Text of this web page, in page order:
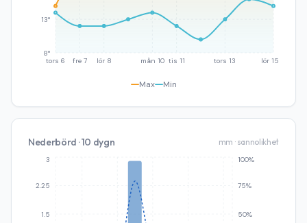
tors 6 fre 7 lör 8 mån 10 tis 11 tors 13 lör 15
8°
13°
Max Min
Nederbörd · 10 dygn mm · sannolikhet
1.5
2.25
3
50%
75%
100%